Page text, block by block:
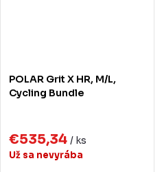
POLAR Grit X HR, M/L,
Cycling Bundle
€535,34 / ks
Už sa nevyrába